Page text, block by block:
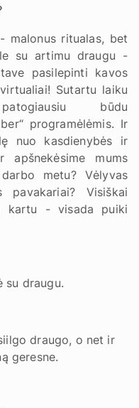
malonus ritualas, bet
su artimu draugu -
pasilepinti kavos
Sutartu laiku
būdu
programėlėmis. Ir
nuo kasdienybės ir
apšnekėsime mums
metu? Vėlyvas
Visiškai
kartu - visada puiki
su draugu.
draugo, o net ir
geresne.